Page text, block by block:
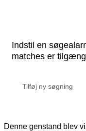
Indstil en
matches er
Denne genstand blev